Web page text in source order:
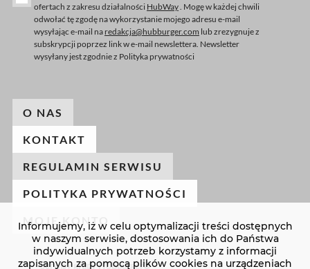
Serwisy grupy HUBburger®
O NAS
KONTAKT
REGULAMIN SERWISU
POLITYKA PRYWATNOŚCI
MOJE KONTO
ofertach z zakresu działalności HubWay . Mogę w każdej chwili
odwołać tę zgodę na wykorzystanie mojego adresu e-mail
wysyłając e-mail na redakcja@hubburger.com lub zrezygnuje z
subskrypcji poprzez link w e-mail newslettera. Newsletter
wysyłany jest zgodnie z Polityka prywatności
Informujemy, iż w celu optymalizacji treści dostępnych
w naszym serwisie, dostosowania ich do Państwa
indywidualnych potrzeb korzystamy z informacji
zapisanych za pomocą plików cookies na urządzeniach